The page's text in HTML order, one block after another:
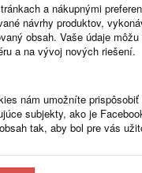
a nákupnými
návrhy produktov,
obsah. Vaše údaje
a na vývoj nových riešení.
nám umožníte
subjekty, ako je
tak, aby bol pre vás